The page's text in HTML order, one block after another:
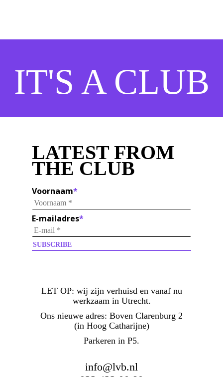
IT'S A CLUB
LATEST FROM
THE CLUB
Voornaam*
E-mailadres*
LET OP: wij zijn verhuisd en vanaf nu
werkzaam in Utrecht.
Ons nieuwe adres: Boven Clarenburg 2
(in Hoog Catharijne)
Parkeren in P5.
info@lvb.nl